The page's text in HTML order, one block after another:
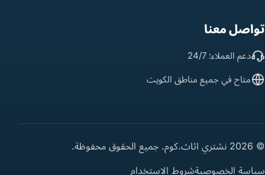
تواصل معنا
دعم العملاء: 24/7
متاح في جميع مناطق الكويت
© 2026 نشتري اثاث.كوم. جميع الحقوق محفوظة.
سياسة الخصوصيةشروط الاستخدام